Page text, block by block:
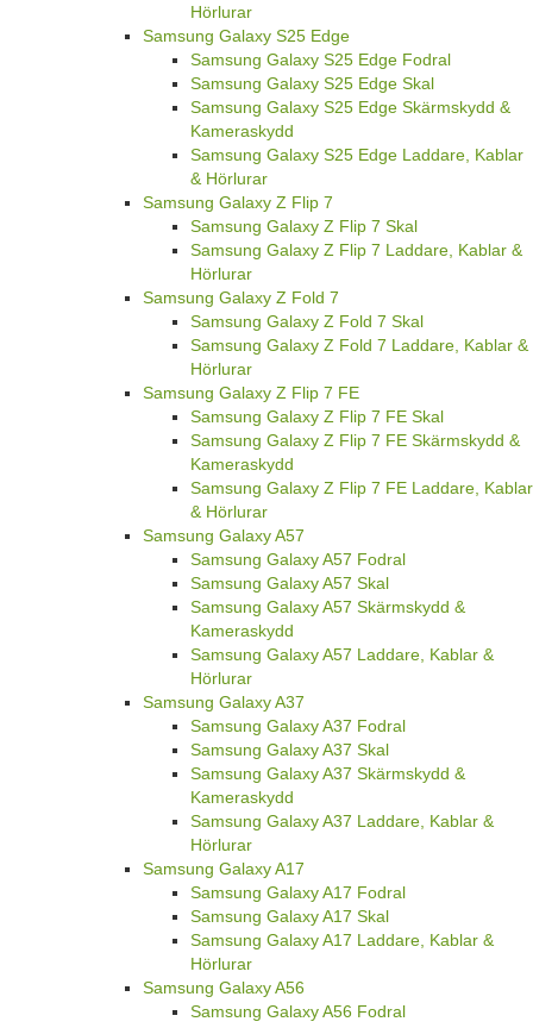
Hörlurar
Samsung Galaxy S25 Edge
Samsung Galaxy S25 Edge Fodral
Samsung Galaxy S25 Edge Skal
Samsung Galaxy S25 Edge Skärmskydd &
Kameraskydd
Samsung Galaxy S25 Edge Laddare, Kablar
& Hörlurar
Samsung Galaxy Z Flip 7
Samsung Galaxy Z Flip 7 Skal
Samsung Galaxy Z Flip 7 Laddare, Kablar &
Hörlurar
Samsung Galaxy Z Fold 7
Samsung Galaxy Z Fold 7 Skal
Samsung Galaxy Z Fold 7 Laddare, Kablar &
Hörlurar
Samsung Galaxy Z Flip 7 FE
Samsung Galaxy Z Flip 7 FE Skal
Samsung Galaxy Z Flip 7 FE Skärmskydd &
Kameraskydd
Samsung Galaxy Z Flip 7 FE Laddare, Kablar
& Hörlurar
Samsung Galaxy A57
Samsung Galaxy A57 Fodral
Samsung Galaxy A57 Skal
Samsung Galaxy A57 Skärmskydd &
Kameraskydd
Samsung Galaxy A57 Laddare, Kablar &
Hörlurar
Samsung Galaxy A37
Samsung Galaxy A37 Fodral
Samsung Galaxy A37 Skal
Samsung Galaxy A37 Skärmskydd &
Kameraskydd
Samsung Galaxy A37 Laddare, Kablar &
Hörlurar
Samsung Galaxy A17
Samsung Galaxy A17 Fodral
Samsung Galaxy A17 Skal
Samsung Galaxy A17 Laddare, Kablar &
Hörlurar
Samsung Galaxy A56
Samsung Galaxy A56 Fodral